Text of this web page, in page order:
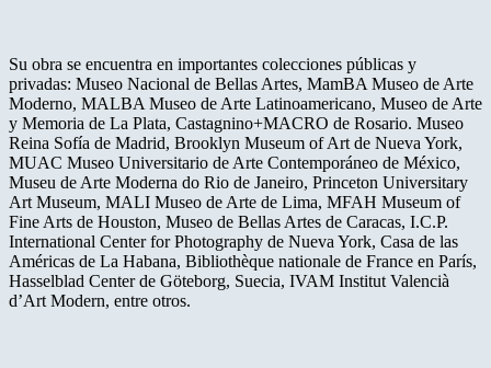
Su obra se encuentra en importantes colecciones públicas y
privadas: Museo Nacional de Bellas Artes, MamBA Museo de Arte
Moderno, MALBA Museo de Arte Latinoamericano, Museo de Arte
y Memoria de La Plata, Castagnino+MACRO de Rosario. Museo
Reina Sofía de Madrid, Brooklyn Museum of Art de Nueva York,
MUAC Museo Universitario de Arte Contemporáneo de México,
Museu de Arte Moderna do Rio de Janeiro, Princeton Universitary
Art Museum, MALI Museo de Arte de Lima, MFAH Museum of
Fine Arts de Houston, Museo de Bellas Artes de Caracas, I.C.P.
International Center for Photography de Nueva York, Casa de las
Américas de La Habana, Bibliothèque nationale de France en París,
Hasselblad Center de Göteborg, Suecia, IVAM Institut Valencià
d’Art Modern, entre otros.